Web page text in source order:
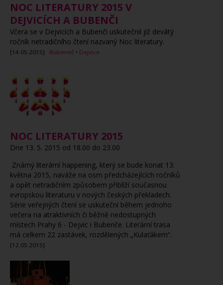
NOC LITERATURY 2015 V
DEJVICÍCH A BUBENČI
Včera se v Dejvicích a Bubenči uskutečnil již devátý
ročník netradičního čtení nazvaný Noc literatury.
[14.05.2015] Bubeneč • Dejvice
NOC LITERATURY 2015
Dne 13. 5. 2015 od 18.00 do 23.00
Známý literární happening, který se bude konat 13.
května 2015, naváže na osm předcházejících ročníků
a opět netradičním způsobem přiblíží současnou
evropskou literaturu v nových českých překladech.
Série veřejných čtení se uskuteční během jednoho
večera na atraktivních či běžně nedostupných
místech Prahy 6 - Dejvic i Bubenče. Literární trasa
má celkem 22 zastávek, rozdělených „Kulaťákem“.
[12.05.2015]